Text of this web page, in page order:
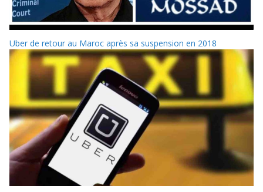
Uber de retour au Maroc après sa suspension en 2018